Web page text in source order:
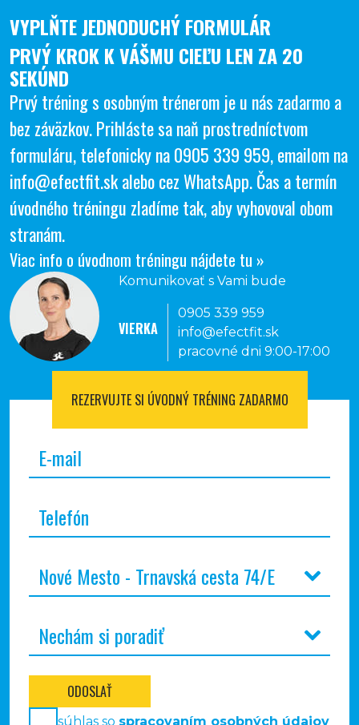
VYPLŇTE JEDNODUCHÝ FORMULÁR
PRVÝ KROK K VÁŠMU CIEĽU LEN ZA 20
SEKÚND
Prvý tréning s osobným trénerom je u nás zadarmo a
bez záväzkov. Prihláste sa naň prostredníctvom
formuláru, telefonicky na0905 339 959, emailom na
info@efectfit.skalebo cezWhatsApp. Čas a termín
úvodného tréningu zladíme tak, aby vyhovoval obom
stranám.
Viac info o úvodnom tréningu nájdete tu »
Komunikovať s Vami bude
VIERKA
0905 339 959
info@efectfit.sk
pracovné dni 9:00-17:00
REZERVUJTE SI ÚVODNÝ TRÉNING ZADARMO
ODOSLAŤ
súhlas so spracovaním osobných údajov